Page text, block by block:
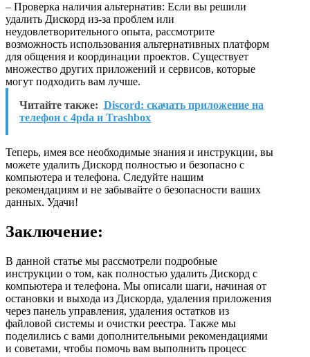
– Проверка наличия альтернатив: Если вы решили
удалить Дискорд из-за проблем или
неудовлетворительного опыта, рассмотрите
возможность использования альтернативных платформ
для общения и координации проектов. Существует
множество других приложений и сервисов, которые
могут подходить вам лучше.
Читайте также: Discord: скачать приложение на
телефон с 4pda и Trashbox
Теперь, имея все необходимые знания и инструкции, вы
можете удалить Дискорд полностью и безопасно с
компьютера и телефона. Следуйте нашим
рекомендациям и не забывайте о безопасности ваших
данных. Удачи!
Заключение:
В данной статье мы рассмотрели подробные
инструкции о том, как полностью удалить Дискорд с
компьютера и телефона. Мы описали шаги, начиная от
остановки и выхода из Дискорда, удаления приложения
через панель управления, удаления остатков из
файловой системы и очистки реестра. Также мы
поделились с вами дополнительными рекомендациями
и советами, чтобы помочь вам выполнить процесс